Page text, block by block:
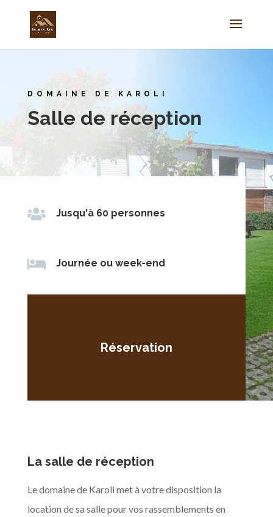
DOMAINE DE KAROLI
Salle de réception
 Jusqu'à 60 personnes
 Journée ou week-end
Réservation
La salle de réception
Le domaine de Karoli met à votre disposition la
location de sa salle pour vos rassemblements en